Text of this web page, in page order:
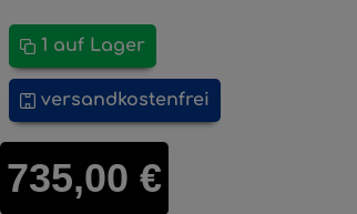
1 auf Lager
versandkostenfrei
735,00 €